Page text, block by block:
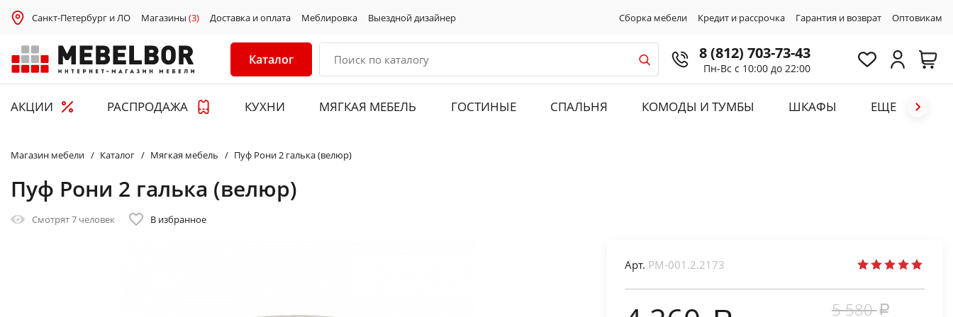
Санкт-Петербург и ЛО Магазины (3) Доставка и оплата Меблировка Выездной дизайнер Сборка мебели Кредит и рассрочка Гарантия и возврат Оптовикам
Каталог 8 (812) 703-73-43
Пн-Вс с 10:00 до 22:00
АКЦИИ РАСПРОДАЖА КУХНИ МЯГКАЯ МЕБЕЛЬ ГОСТИНЫЕ СПАЛЬНЯ КОМОДЫ И ТУМБЫ ШКАФЫ ЕЩЕ
Магазин мебели Каталог Мягкая мебель Пуф Рони 2 галька (велюр)
Пуф Рони 2 галька (велюр)
Смотрят7 человек В избранное
Арт. PM-001.2.2173
5 580